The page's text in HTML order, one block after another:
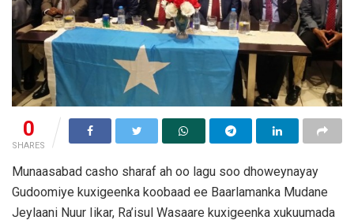
0
SHARES
Munaasabad casho sharaf ah oo lagu soo dhoweynayay
Gudoomiye kuxigeenka koobaad ee Baarlamanka Mudane
Jeylaani Nuur Iikar, Ra’isul Wasaare kuxigeenka xukuumada